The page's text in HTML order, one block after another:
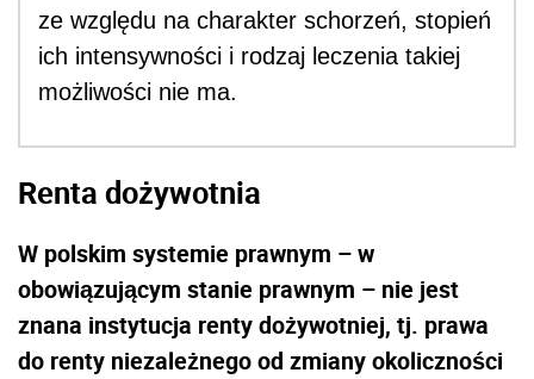
ze względu na charakter schorzeń, stopień
ich intensywności i rodzaj leczenia takiej
możliwości nie ma.
Renta dożywotnia
W polskim systemie prawnym – w
obowiązującym stanie prawnym – nie jest
znana instytucja renty dożywotniej, tj. prawa
do renty niezależnego od zmiany okoliczności